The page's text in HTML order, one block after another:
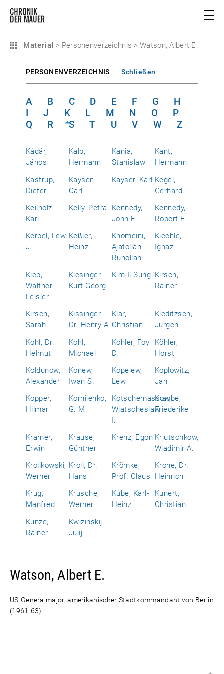
Material > Personenverzeichnis > Watson, Albert E.
PERSONENVERZEICHNIS Schließen
A B C D E F G
H
I
J K L M N O
P
Q
R S T U V W Z
Kádár,
János
Kalb,
Hermann
Kania,
Stanislaw
Kant,
Hermann
Kastrup,
Dieter
Kaysen,
Carl
Kayser, Karl Kegel,
Gerhard
Keilholz,
Karl
Kelly, Petra
Kennedy,
John F.
Kennedy,
Robert F.
Kerbel, Lew
J.
Keßler,
Heinz
Khomeini,
Ajatollah
Ruhollah
Kiechle,
Ignaz
Kiep,
Walther
Leisler
Kiesinger,
Kurt Georg
Kim Il Sung Kirsch,
Rainer
Kirsch,
Sarah
Kissinger,
Dr. Henry A.
Klar,
Christian
Kleditzsch,
Jürgen
Kohl, Dr.
Helmut
Kohl,
Michael
Kohler, Foy
D.
Köhler,
Horst
Koldunow,
Alexander
Konew,
Iwan S.
Kopelew,
Lew
Koplowitz,
Jan
Kopper,
Hilmar
Kornijenko,
G. M.
Kotschemassow,
Wjatscheslaw
I.
Krabbe,
Friederike
Kramer,
Erwin
Krause,
Günther
Krenz, Egon Krjutschkow,
Wladimir A.
Krolikowski,
Werner
Kroll, Dr.
Hans
Krömke,
Prof. Claus
Krone, Dr.
Heinrich
Krug,
Manfred
Krusche,
Werner
Kube, Karl-
Heinz
Kunert,
Christian
Kunze,
Rainer
Kwizinskij,
Julij
Watson, Albert E.
US-Generalmajor, amerikanischer Stadtkommandant von Berlin
(1961-63)